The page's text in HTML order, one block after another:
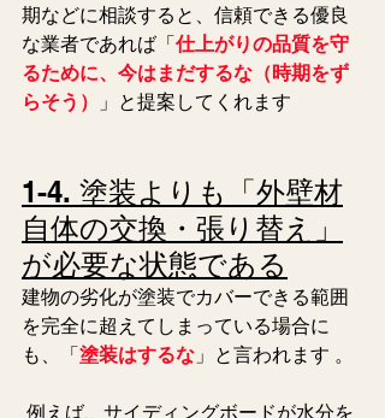
期などに相談すると、信頼できる優良
な業者であれば「仕上がりの品質を守
るために、今はまだするな（時期をず
らそう）
」と提案してくれます
1-4. 塗装よりも「外壁材
自体の交換・張り替え」
が必要な状態である
建物の劣化が塗装でカバーできる範囲
を完全に超えてしまっている場合に
も、「塗装はするな 」と言われます 。